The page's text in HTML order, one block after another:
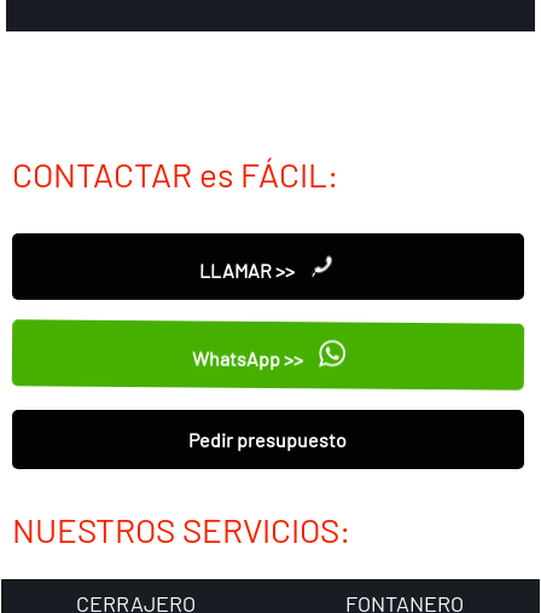
CONTACTAR es FÁCIL:
LLAMAR >>
WhatsApp >>
Pedir presupuesto
NUESTROS SERVICIOS:
CERRAJERO
FONTANERO